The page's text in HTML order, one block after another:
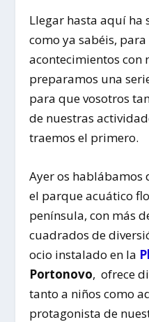
Llegar hasta aquí ha
como ya sabéis,
acontecimientos con
preparamos una
para que vosotros
de nuestras
traemos el primero.
Ayer os hablábamos
el parque acuático
península, con más
cuadrados de
ocio instalado en la
Portonovo, ofrece
tanto a niños como
protagonista de